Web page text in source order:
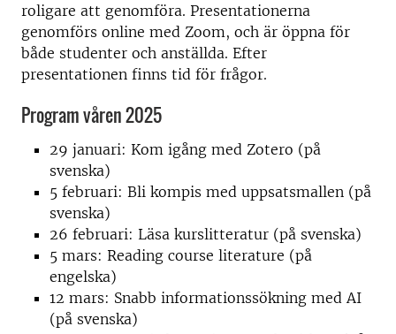
roligare att genomföra. Presentationerna
genomförs online med Zoom, och är öppna för
både studenter och anställda. Efter
presentationen finns tid för frågor.
Program våren 2025
29 januari: Kom igång med Zotero (på
svenska)
5 februari: Bli kompis med uppsatsmallen (på
svenska)
26 februari: Läsa kurslitteratur (på svenska)
5 mars: Reading course literature (på
engelska)
12 mars: Snabb informationssökning med AI
(på svenska)